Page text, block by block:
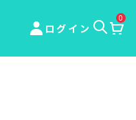
ログイン
0